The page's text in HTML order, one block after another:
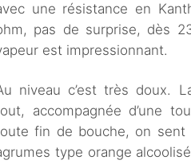
une résistance en
pas de surprise, dès
est impressionnant.
niveau c’est très doux.
accompagnée d’une
fin de bouche, on sent
type orange